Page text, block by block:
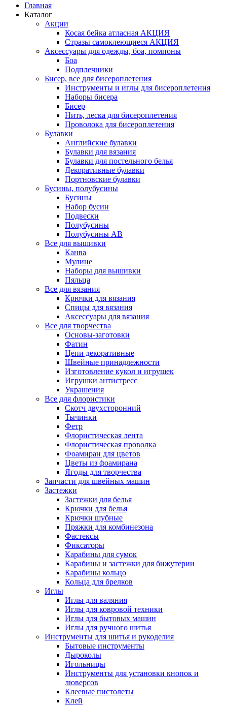
Главная
Каталог
Акции
Косая бейка атласная АКЦИЯ
Стразы самоклеющиеся АКЦИЯ
Аксессуары для одежды, боа, помпоны
Боа
Подплечники
Бисер, все для бисероплетения
Инструменты и иглы для бисероплетения
Наборы бисера
Бисер
Нить, леска для бисероплетения
Проволока для бисероплетения
Булавки
Английские булавки
Булавки для вязания
Булавки для постельного белья
Декоративные булавки
Портновские булавки
Бусины, полубусины
Бусины
Набор бусин
Подвески
Полубусины
Полубусины AB
Все для вышивки
Канва
Мулине
Наборы для вышивки
Пяльца
Все для вязания
Крючки для вязания
Спицы для вязания
Аксессуары для вязания
Все для творчества
Основы-заготовки
Фатин
Цепи декоративные
Швейные принадлежности
Изготовление кукол и игрушек
Игрушки антистресс
Украшения
Все для флористики
Скотч двухсторонний
Тычинки
Фетр
Флористическая лента
Флористическая проволка
Фоамиран для цветов
Цветы из фоамирана
Ягоды для творчества
Запчасти для швейных машин
Застежки
Застежки для белья
Крючки для белья
Крючки шубные
Пряжки для комбинезона
Фастексы
Фиксаторы
Карабины для сумок
Карабины и застежки для бижутерии
Карабины кольцо
Кольца для брелков
Иглы
Иглы для валяния
Иглы для ковровой техники
Иглы для бытовых машин
Иглы для ручного шитья
Инструменты для шитья и рукоделия
Бытовые инструменты
Дыроколы
Игольницы
Инструменты для установки кнопок и
люверсов
Клеевые пистолеты
Клей